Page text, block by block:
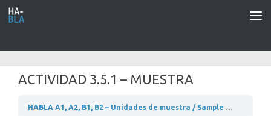
Saltar al contenido
ACTIVIDAD 3.5.1 – MUESTRA